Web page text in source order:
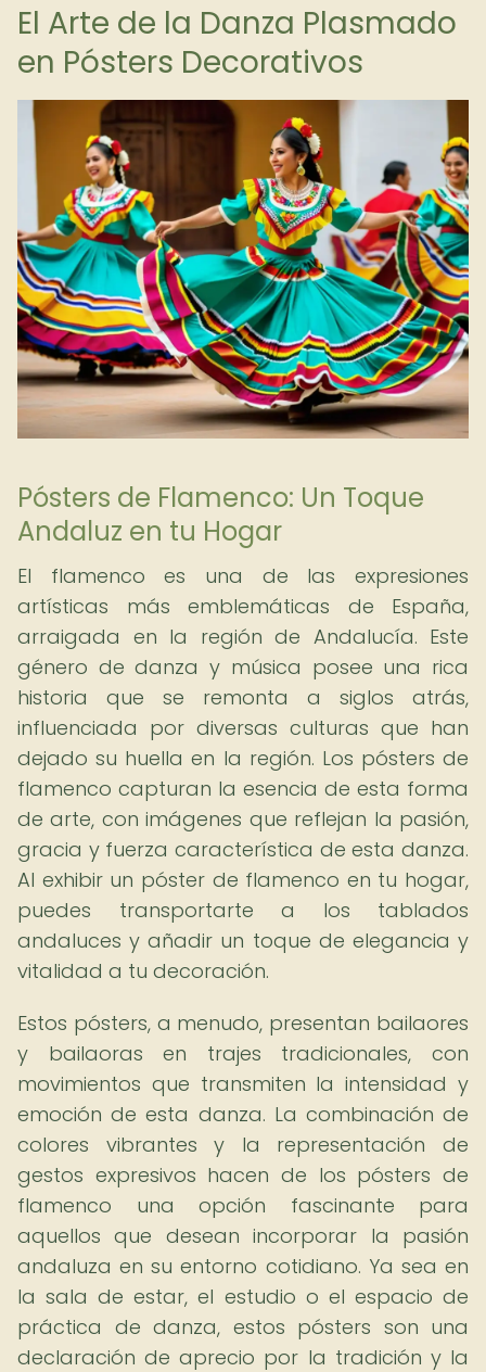
El Arte de la Danza Plasmado
en Pósters Decorativos
Pósters de Flamenco: Un Toque
Andaluz en tu Hogar
El flamenco es una de las expresiones
artísticas más emblemáticas de España,
arraigada en la región de Andalucía. Este
género de danza y música posee una rica
historia que se remonta a siglos atrás,
influenciada por diversas culturas que han
dejado su huella en la región. Los pósters de
flamenco capturan la esencia de esta forma
de arte, con imágenes que reflejan la pasión,
gracia y fuerza característica de esta danza.
Al exhibir un póster de flamenco en tu hogar,
puedes transportarte a los tablados
andaluces y añadir un toque de elegancia y
vitalidad a tu decoración.
Estos pósters, a menudo, presentan bailaores
y bailaoras en trajes tradicionales, con
movimientos que transmiten la intensidad y
emoción de esta danza. La combinación de
colores vibrantes y la representación de
gestos expresivos hacen de los pósters de
flamenco una opción fascinante para
aquellos que desean incorporar la pasión
andaluza en su entorno cotidiano. Ya sea en
la sala de estar, el estudio o el espacio de
práctica de danza, estos pósters son una
declaración de aprecio por la tradición y la